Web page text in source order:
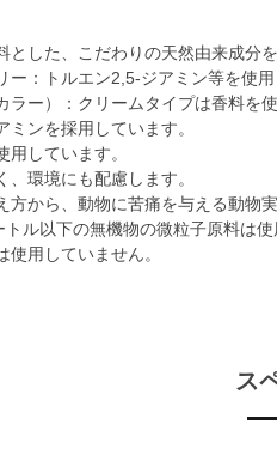
した、こだわりの天然由来成分
：トルエン2,5-ジアミン等を使用
ー）：クリームタイプは香料を使
ンを採用しています。
しています。
環境にも配慮します。
から、動物に苦痛を与える動物実
ル以下の無機物の微粒子原料は使
用していません。
ス